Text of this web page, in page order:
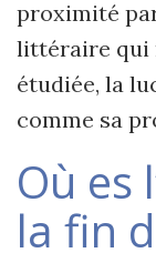
proximité
littéraire qui
étudiée, la
comme sa
Où es
la fin